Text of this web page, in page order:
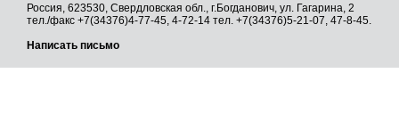
Россия, 623530, Свердловская обл., г.Богданович, ул. Гагарина, 2
тел./факс +7(34376)4-77-45, 4-72-14 тел. +7(34376)5-21-07, 47-8-45.
Написать письмо